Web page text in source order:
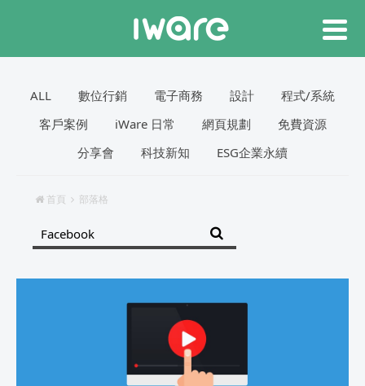
ALL 數位行銷 電子商務 設計
程式/系統
客戶案例
iWare 日常 網頁規劃
免費資源
分享會
科技新知 ESG企業永續
首頁 部落格